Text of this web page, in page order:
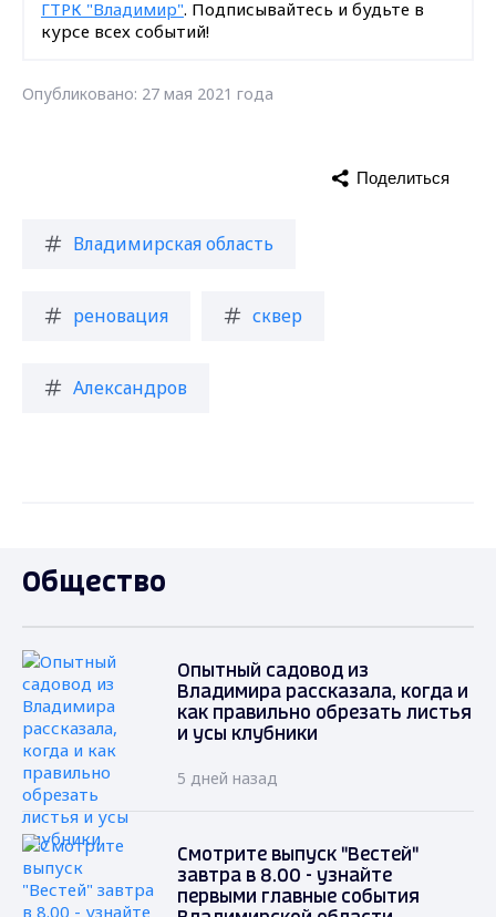
ГТРК "Владимир". Подписывайтесь и будьте в
курсе всех событий!
Опубликовано: 27 мая 2021 года
Владимирская область
реновация сквер
Александров
Поделиться
Общество
Опытный садовод из
Владимира рассказала, когда и
как правильно обрезать листья
и усы клубники
5 дней назад
Смотрите выпуск "Вестей"
завтра в 8.00 - узнайте
первыми главные события